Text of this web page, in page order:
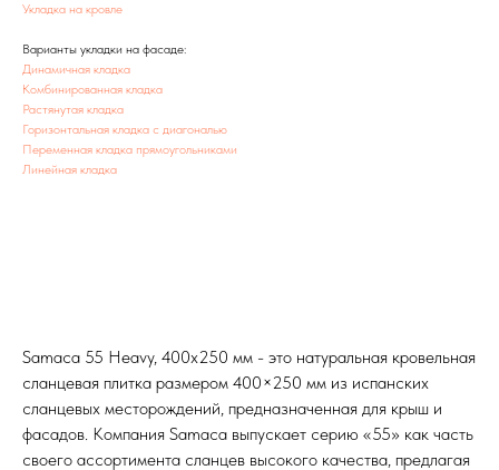
Укладка на кровле
Варианты укладки на фасаде:
Динамичная кладка
Комбинированная кладка
Растянутая кладка
Горизонтальная кладка с диагональю
Переменная кладка прямоугольниками
Линейная кладка
Samaca 55 Heavy, 400х250 мм - это натуральная кровельная
сланцевая плитка размером 400×250 мм из испанских
сланцевых месторождений, предназначенная для крыш и
фасадов. Компания Samaca выпускает серию «55» как часть
своего ассортимента сланцев высокого качества, предлагая